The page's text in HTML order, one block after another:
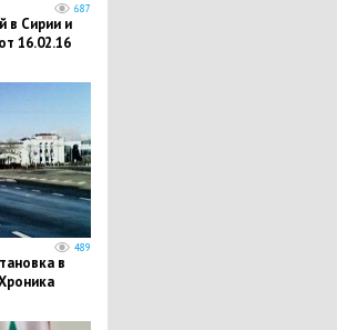
687
в Сирии и
16.02.16
489
в